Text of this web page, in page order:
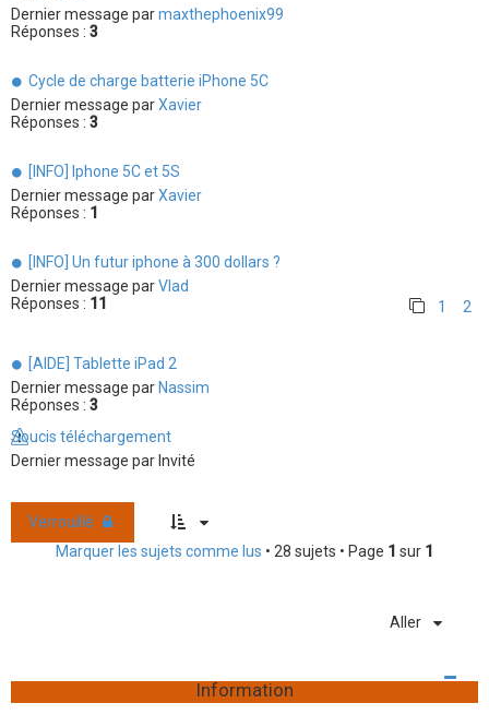
Dernier message parmaxthephoenix99
Réponses : 3
Cycle de charge batterie iPhone 5C
Dernier message parXavier
Réponses : 3
[INFO] Iphone 5C et 5S
Dernier message parXavier
Réponses : 1
[INFO] Un futur iphone à 300 dollars ?
Dernier message parVlad
Réponses : 11 1 2
[AIDE] Tablette iPad 2
Dernier message parNassim
Réponses : 3
Soucis téléchargement
Dernier message parInvité
Verrouillé
Marquer les sujets comme lus • 28 sujets • Page 1 sur 1
Aller
Information